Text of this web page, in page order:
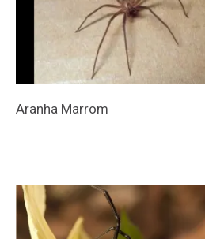
Aranha Marrom